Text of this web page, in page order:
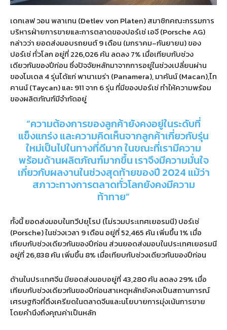
เดทเลฟ วอน พลาเทน (Detlev von Platen)สมาชิกคณะกรรมการ
บริหารฝ่ายการขายและการตลาดของปอร์เช่ เอจี(Porsche AG)
กล่าวว่า ยอดส่งมอบรถยนต์9เดือน (มกราคม–กันยายน)ของ
ปอร์เช่ ทั่วโลก อยู่ที่226,026คัน ลดลง7% เมื่อเทียบกับช่วง
เดียวกันของปีก่อน ซึ่งปัจจัยหลักมาจากการอยู่ในช่วงเปลี่ยนผ่าน
ของโมเดล 4รุ่นได้แก่ พานาเมร่า (Panamera),มาคันน์(Macan),ไท
คานน์(Taycan)และ911จาก 6รุ่น ที่มีของปอร์เช่ ทำให้ความพร้อม
ของผลิตภัณฑ์มีจำกัดอยู่
“ความต้องการของลูกค้ายังคงอยู่ในระดับที่
แข็งแกร่ง และความคิดเห็นจากลูกค้าเกี่ยวกับรุ่น
ใหม่เป็นไปในทางที่ดีมาก ในขณะที่เรามีความ
พร้อมด้านผลิตภัณฑ์มากขึ้น เราจึงมีความมั่นใจ
เกี่ยวกับผลงานในช่วงสุดท้ายของปี 2024 แม้ว่า
สภาวะทางการตลาดทั่วโลกยังคงมีความ
ท้าทาย”
ทั้งนี้ ยอดส่งมอบในทวีปยุโรป (ไม่รวมประเทศเยอรมนี)ปอร์เช่
(Porsche)ในช่วงเวลา 9เดือน อยู่ที่52,465 คัน เพิ่มขึ้น1% เมื่อ
เทียบกับช่วงเดียวกันของปีก่อน ส่วนยอดส่งมอบในประเทศเยอรมนี
อยู่ที่26,838คัน เพิ่มขึ้น 8% เมื่อเทียบกับช่วงเดียวกันของปีก่อน
ด้านในประเทศจีน มียอดส่งมอบอยู่ที่43,280คัน ลดลง29% เมื่อ
เทียบกับช่วงเดียวกันของปีก่อนสาเหตุหลักยังคงเป็นสถานการณ์
เศรษฐกิจที่ตึงเครียดในตลาดจีนและนโยบายการมุ่งเน้นการขาย
โดยคำนึงถึงคุณค่าเป็นหลัก